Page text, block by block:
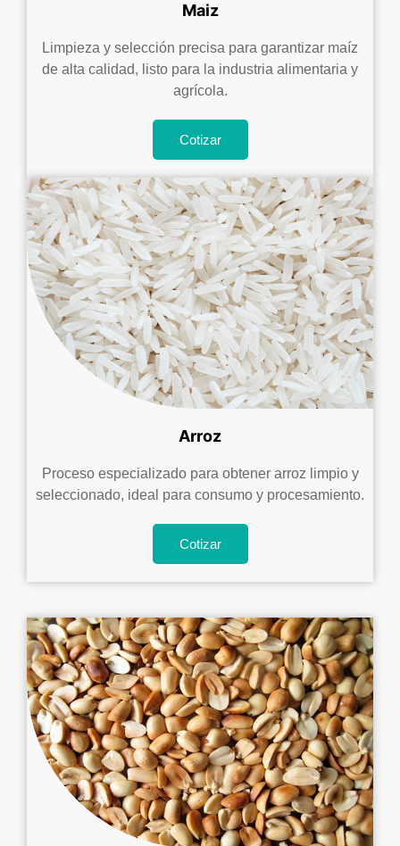
Maiz
Limpieza y selección precisa para garantizar maíz
de alta calidad, listo para la industria alimentaria y
agrícola.
Cotizar
Arroz
Proceso especializado para obtener arroz limpio y
seleccionado, ideal para consumo y procesamiento.
Cotizar